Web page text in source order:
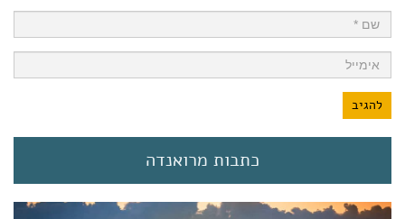
כתבות מרואנדה